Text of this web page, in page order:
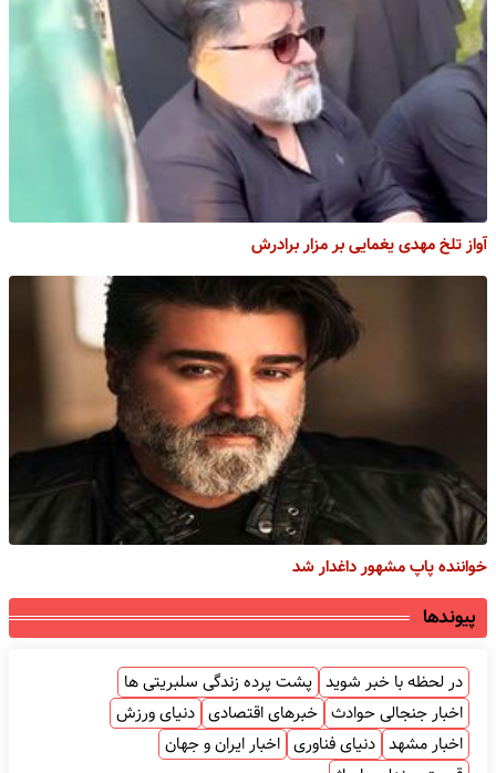
آواز تلخ مهدی یغمایی بر مزار برادرش
خواننده پاپ مشهور داغدار شد
پیوندها
در لحظه با خبر شوید پشت پرده زندگی سلبریتی ها
اخبار جنجالی حوادث خبرهای اقتصادی دنیای ورزش
اخبار مشهد دنیای فناوری اخبار ایران و جهان